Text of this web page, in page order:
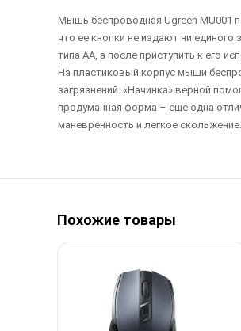
Мышь беспроводная Ugreen MU001
что ее кнопки не издают ни
типа АА, а после приступить к его
На пластиковый корпус мыши
загрязнений. «Начинка» верной
продуманная форма – еще одна
маневренность и легкое скольжение.
Похожие товары